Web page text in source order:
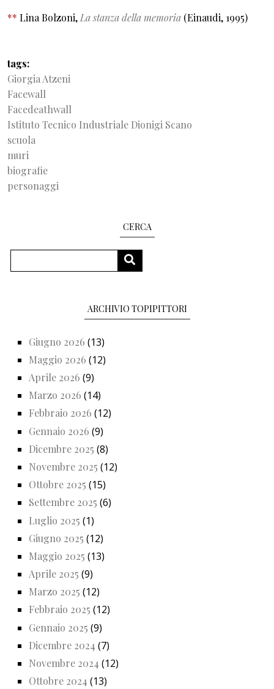
** Lina Bolzoni, La stanza della memoria (Einaudi, 1995)
tags
Giorgia Atzeni
Facewall
Facedeathwall
Istituto Tecnico Industriale Dionigi Scano
scuola
muri
biografie
personaggi
CERCA
CERCA
ARCHIVIO TOPIPITTORI
Giugno 2026 (13)
Maggio 2026 (12)
Aprile 2026 (9)
Marzo 2026 (14)
Febbraio 2026 (12)
Gennaio 2026 (9)
Dicembre 2025 (8)
Novembre 2025 (12)
Ottobre 2025 (15)
Settembre 2025 (6)
Luglio 2025 (1)
Giugno 2025 (12)
Maggio 2025 (13)
Aprile 2025 (9)
Marzo 2025 (12)
Febbraio 2025 (12)
Gennaio 2025 (9)
Dicembre 2024 (7)
Novembre 2024 (12)
Ottobre 2024 (13)